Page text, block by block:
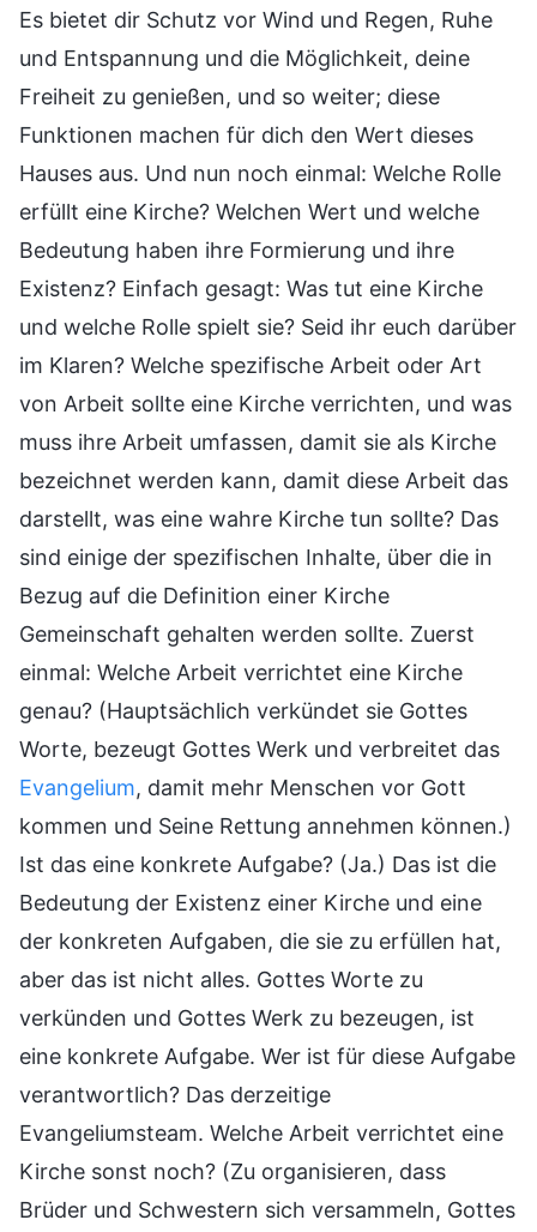
Es bietet dir Schutz vor Wind und Regen, Ruhe
und Entspannung und die Möglichkeit, deine
Freiheit zu genießen, und so weiter; diese
Funktionen machen für dich den Wert dieses
Hauses aus. Und nun noch einmal: Welche Rolle
erfüllt eine Kirche? Welchen Wert und welche
Bedeutung haben ihre Formierung und ihre
Existenz? Einfach gesagt: Was tut eine Kirche
und welche Rolle spielt sie? Seid ihr euch darüber
im Klaren? Welche spezifische Arbeit oder Art
von Arbeit sollte eine Kirche verrichten, und was
muss ihre Arbeit umfassen, damit sie als Kirche
bezeichnet werden kann, damit diese Arbeit das
darstellt, was eine wahre Kirche tun sollte? Das
sind einige der spezifischen Inhalte, über die in
Bezug auf die Definition einer Kirche
Gemeinschaft gehalten werden sollte. Zuerst
einmal: Welche Arbeit verrichtet eine Kirche
genau? (Hauptsächlich verkündet sie Gottes
Worte, bezeugt Gottes Werk und verbreitet das
Evangelium, damit mehr Menschen vor Gott
kommen und Seine Rettung annehmen können.)
Ist das eine konkrete Aufgabe? (Ja.) Das ist die
Bedeutung der Existenz einer Kirche und eine
der konkreten Aufgaben, die sie zu erfüllen hat,
aber das ist nicht alles. Gottes Worte zu
verkünden und Gottes Werk zu bezeugen, ist
eine konkrete Aufgabe. Wer ist für diese Aufgabe
verantwortlich? Das derzeitige
Evangeliumsteam. Welche Arbeit verrichtet eine
Kirche sonst noch? (Zu organisieren, dass
Brüder und Schwestern sich versammeln, Gottes